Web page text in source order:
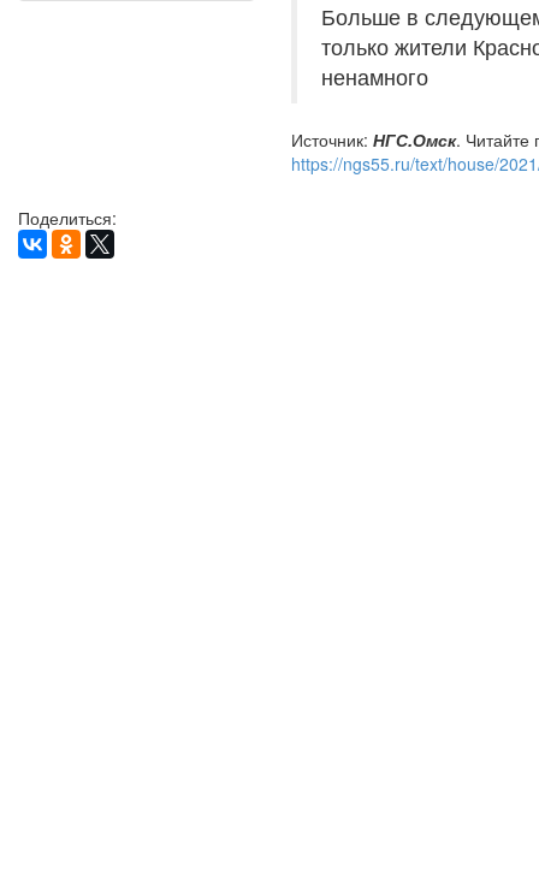
Больше в
только жители
ненамного
Источник: НГС.Омск. Читайте
https://ngs55.ru/text/house/
Поделиться: